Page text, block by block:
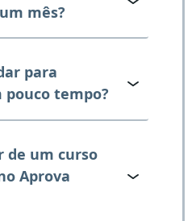
mês?
para
pouco tempo?
de um curso
Aprova